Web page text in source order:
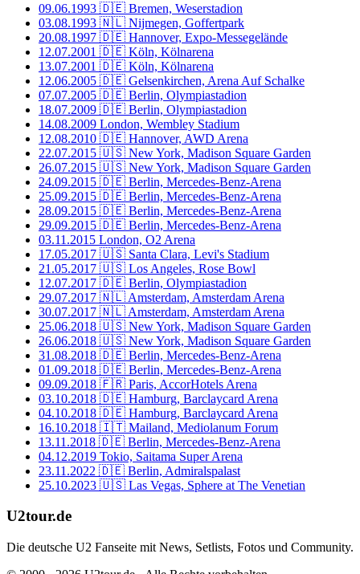
09.06.1993 🇩🇪 Bremen, Weserstadion
03.08.1993 🇳🇱 Nijmegen, Goffertpark
20.08.1997 🇩🇪 Hannover, Expo-Messegelände
12.07.2001 🇩🇪 Köln, Kölnarena
13.07.2001 🇩🇪 Köln, Kölnarena
12.06.2005 🇩🇪 Gelsenkirchen, Arena Auf Schalke
07.07.2005 🇩🇪 Berlin, Olympiastadion
18.07.2009 🇩🇪 Berlin, Olympiastadion
14.08.2009 London, Wembley Stadium
12.08.2010 🇩🇪 Hannover, AWD Arena
22.07.2015 🇺🇸 New York, Madison Square Garden
26.07.2015 🇺🇸 New York, Madison Square Garden
24.09.2015 🇩🇪 Berlin, Mercedes-Benz-Arena
25.09.2015 🇩🇪 Berlin, Mercedes-Benz-Arena
28.09.2015 🇩🇪 Berlin, Mercedes-Benz-Arena
29.09.2015 🇩🇪 Berlin, Mercedes-Benz-Arena
03.11.2015 London, O2 Arena
17.05.2017 🇺🇸 Santa Clara, Levi's Stadium
21.05.2017 🇺🇸 Los Angeles, Rose Bowl
12.07.2017 🇩🇪 Berlin, Olympiastadion
29.07.2017 🇳🇱 Amsterdam, Amsterdam Arena
30.07.2017 🇳🇱 Amsterdam, Amsterdam Arena
25.06.2018 🇺🇸 New York, Madison Square Garden
26.06.2018 🇺🇸 New York, Madison Square Garden
31.08.2018 🇩🇪 Berlin, Mercedes-Benz-Arena
01.09.2018 🇩🇪 Berlin, Mercedes-Benz-Arena
09.09.2018 🇫🇷 Paris, AccorHotels Arena
03.10.2018 🇩🇪 Hamburg, Barclaycard Arena
04.10.2018 🇩🇪 Hamburg, Barclaycard Arena
16.10.2018 🇮🇹 Mailand, Mediolanum Forum
13.11.2018 🇩🇪 Berlin, Mercedes-Benz-Arena
04.12.2019 Tokio, Saitama Super Arena
23.11.2022 🇩🇪 Berlin, Admiralspalast
25.10.2023 🇺🇸 Las Vegas, Sphere at The Venetian
U2tour.de
Die deutsche U2 Fanseite mit News, Setlists, Fotos und Community.